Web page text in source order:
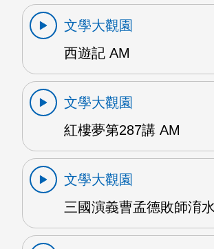
文學大觀園
西遊記 AM
文學大觀園
紅樓夢第287講 AM
文學大觀園
三國演義曹孟德敗師淯